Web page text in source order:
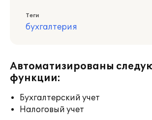
Теги
бухгалтерия
Автоматизированы
функции:
Бухгалтерский учет
Налоговый учет